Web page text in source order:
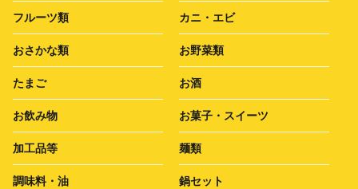
フルーツ類 カニ・エビ
おさかな類 お野菜類
たまご お酒
お飲み物 お菓子・スイーツ
加工品等 麺類
調味料・油 鍋セット